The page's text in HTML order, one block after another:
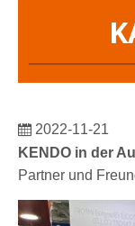
2022-11-21
Partner und